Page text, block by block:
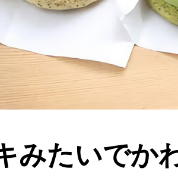
みたいでか